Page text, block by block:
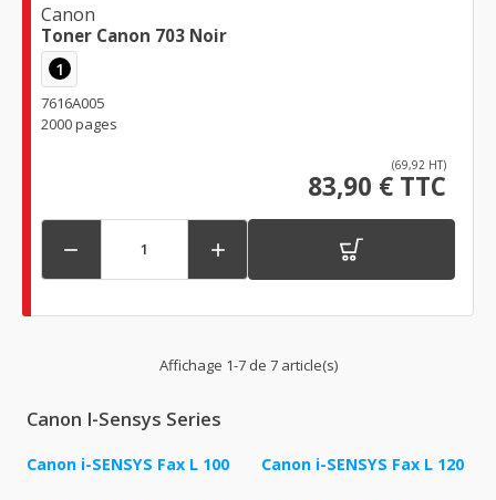
Canon
Toner Canon 703 Noir
1
7616A005
2000 pages
(69,92 HT)
83,90 € TTC
 
Affichage 1-7 de 7 article(s)
Canon I-Sensys Series
Canon i-SENSYS Fax L 100 Canon i-SENSYS Fax L 120